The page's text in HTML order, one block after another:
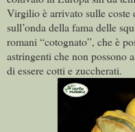
Virgilio è arrivato sulle coste
sull’onda della fama delle
romani “cotognato”, che è
astringenti che non possono
di essere cotti e zuccherati.